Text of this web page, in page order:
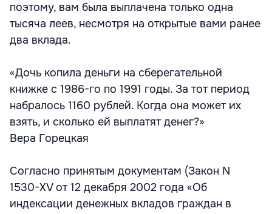
поэтому, вам была выплачена только одна
тысяча леев, несмотря на открытые вами ранее
два вклада.
«Дочь копила деньги на сберегательной
книжке с 1986-го по 1991 годы. За тот период
набралось 1160 рублей. Когда она может их
взять, и сколько ей выплатят денег?»
Вера Горецкая
Согласно принятым документам (Закон N
1530-XV от 12 декабря 2002 года «Об
индексации денежных вкладов граждан в